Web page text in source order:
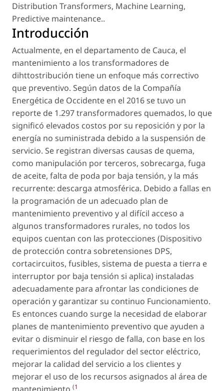
Distribution Transformers, Machine Learning,
Predictive maintenance..
Introducción
Actualmente, en el departamento de Cauca, el
mantenimiento a los transformadores de
dihttostribución tiene un enfoque más correctivo
que preventivo. Según datos de la Compañía
Energética de Occidente en el 2016 se tuvo un
reporte de 1.297 transformadores quemados, lo que
significó elevados costos por su reposición y por la
energía no suministrada debido a la suspensión de
servicio. Se registran diversas causas de quema,
como manipulación por terceros, sobrecarga, fuga
de aceite, falta de poda por baja tensión, y la más
recurrente: descarga atmosférica. Debido a fallas en
la programación de un adecuado plan de
mantenimiento preventivo y al difícil acceso a
algunos transformadores rurales, no todos los
equipos cuentan con las protecciones (Dispositivo
de protección contra sobretensiones DPS,
cortacircuitos, fusibles, sistema de puesta a tierra e
interruptor por baja tensión si aplica) instaladas
adecuadamente para afrontar las condiciones de
operación y garantizar su continuo Funcionamiento.
Es entonces cuando surge la necesidad de elaborar
planes de mantenimiento preventivo que ayuden a
evitar o disminuir el riesgo de falla, con base en los
requerimientos del regulador del sector eléctrico,
mejorar la calidad del servicio a los clientes y
mejorar el uso de los recursos asignados al área de
(1